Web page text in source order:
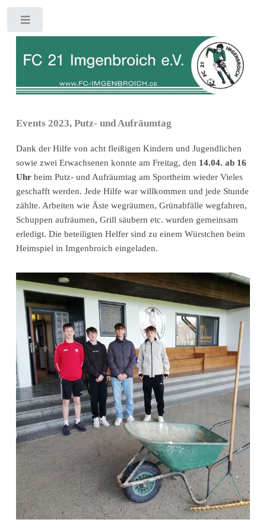
Events 2023, Putz- und Aufräumtag
Dank der Hilfe von acht fleißigen Kindern und Jugendlichen
sowie zwei Erwachsenen konnte am Freitag, den 14.04. ab 16
Uhrbeim Putz- und Aufräumtag am Sportheim wieder Vieles
geschafft werden. Jede Hilfe war willkommen und jede Stunde
zählte. Arbeiten wie Äste wegräumen, Grünabfälle wegfahren,
Schuppen aufräumen, Grill säubern etc. wurden gemeinsam
erledigt. Die beteiligten Helfer sind zu einem Würstchen beim
Heimspiel in Imgenbroich eingeladen.